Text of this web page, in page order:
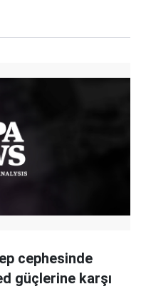
cephesinde
güçlerine karşı